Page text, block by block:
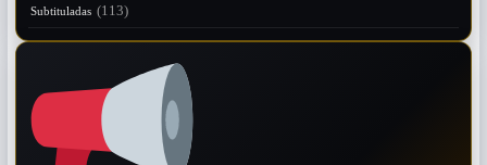
Subtituladas (113)